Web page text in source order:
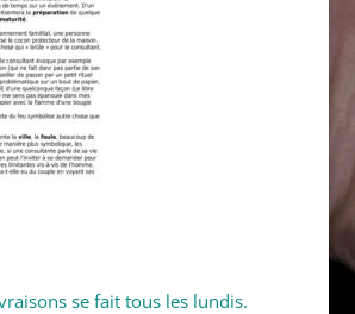
se fait tous les lundis.